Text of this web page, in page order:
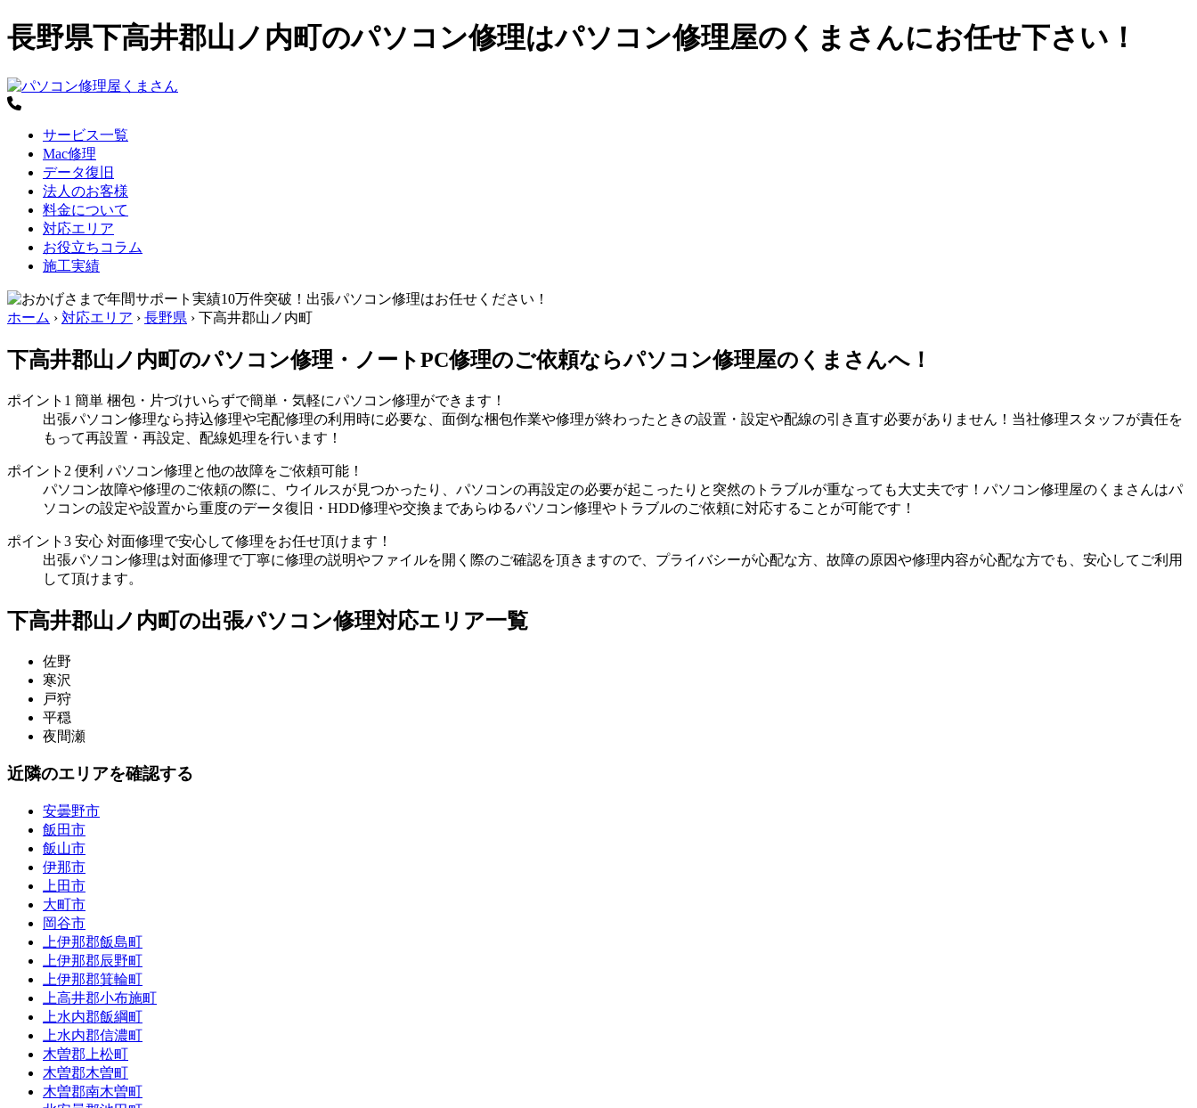
長野県下高井郡山ノ内町のパソコン修理はパソコン修理屋のくまさんにお任せ下さい！
サービス一覧
Mac修理
データ復旧
法人のお客様
料金について
対応エリア
お役立ちコラム
施工実績
ホーム › 対応エリア › 長野県 › 下高井郡山ノ内町
下高井郡山ノ内町のパソコン修理・ノートPC修理のご依頼ならパソコン修理屋のくまさんへ！
ポイント1 簡単 梱包・片づけいらずで簡単・気軽にパソコン修理ができます！
出張パソコン修理なら持込修理や宅配修理の利用時に必要な、面倒な梱包作業や修理が終わったときの設置・設定や配線の引き直す必要がありません！当社修理スタッフが責任を
もって再設置・再設定、配線処理を行います！
ポイント2 便利 パソコン修理と他の故障をご依頼可能！
パソコン故障や修理のご依頼の際に、ウイルスが見つかったり、パソコンの再設定の必要が起こったりと突然のトラブルが重なっても大丈夫です！パソコン修理屋のくまさんはパ
ソコンの設定や設置から重度のデータ復旧・HDD修理や交換まであらゆるパソコン修理やトラブルのご依頼に対応することが可能です！
ポイント3 安心 対面修理で安心して修理をお任せ頂けます！
出張パソコン修理は対面修理で丁寧に修理の説明やファイルを開く際のご確認を頂きますので、プライバシーが心配な方、故障の原因や修理内容が心配な方でも、安心してご利用
して頂けます。
下高井郡山ノ内町の出張パソコン修理対応エリア一覧
佐野
寒沢
戸狩
平穏
夜間瀬
近隣のエリアを確認する
安曇野市
飯田市
飯山市
伊那市
上田市
大町市
岡谷市
上伊那郡飯島町
上伊那郡辰野町
上伊那郡箕輪町
上高井郡小布施町
上水内郡飯綱町
上水内郡信濃町
木曽郡上松町
木曽郡木曽町
木曽郡南木曽町